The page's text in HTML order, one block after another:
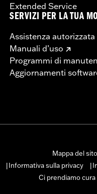
Extended Service
SERVIZI PER LA TUA
Assistenza autorizzata
Manuali d’uso
Programmi di
Aggiornamenti
Mappa del sito
Informativa sulla privacy
Ci prendiamo cura